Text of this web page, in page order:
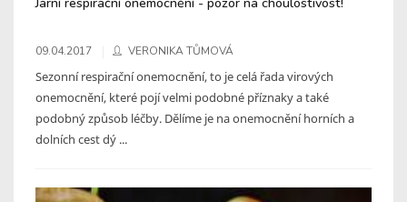
09.04.2017 VERONIKA TŮMOVÁ
Sezonní respirační onemocnění, to je celá řada virových
onemocnění, které pojí velmi podobné příznaky a také
podobný způsob léčby. Dělíme je na onemocnění horních a
dolních cest dý ...